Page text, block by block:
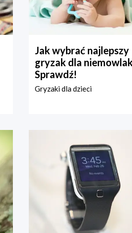
Jak wybrać najlepszy
gryzak dla
Sprawdź!
Gryzaki dla dzieci